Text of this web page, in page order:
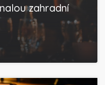
zahradní